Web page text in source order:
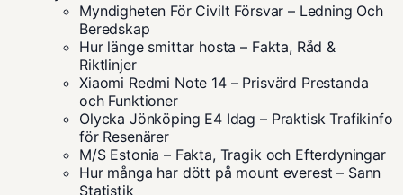
Myndigheten För Civilt Försvar – Ledning Och
Beredskap
Hur länge smittar hosta – Fakta, Råd &
Riktlinjer
Xiaomi Redmi Note 14 – Prisvärd Prestanda
och Funktioner
Olycka Jönköping E4 Idag – Praktisk Trafikinfo
för Resenärer
M/S Estonia – Fakta, Tragik och Efterdyningar
Hur många har dött på mount everest – Sann
Statistik